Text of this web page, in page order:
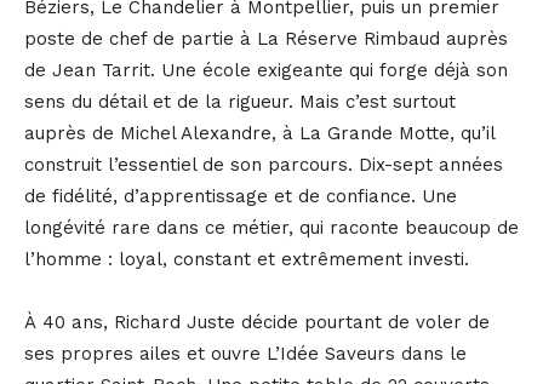
Béziers, Le Chandelier à Montpellier, puis un premier
poste de chef de partie à La Réserve Rimbaud auprès
de Jean Tarrit. Une école exigeante qui forge déjà son
sens du détail et de la rigueur. Mais c’est surtout
auprès de Michel Alexandre, à La Grande Motte, qu’il
construit l’essentiel de son parcours. Dix-sept années
de fidélité, d’apprentissage et de confiance. Une
longévité rare dans ce métier, qui raconte beaucoup de
l’homme : loyal, constant et extrêmement investi.
À 40 ans, Richard Juste décide pourtant de voler de
ses propres ailes et ouvre L’Idée Saveurs dans le